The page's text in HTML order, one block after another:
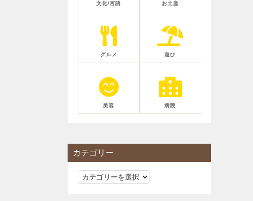
文化/言語 お土産
グルメ 遊び
美容 病院
カテゴリー
カ